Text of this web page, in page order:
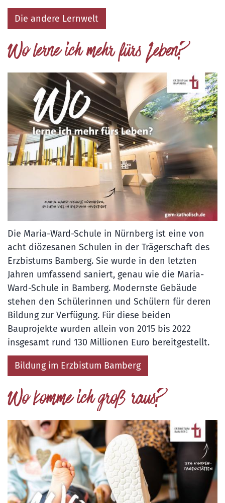
Die andere Lernwelt
Wo lerne ich mehr fürs Leben?
Die Maria-Ward-Schule in Nürnberg ist eine von
acht diözesanen Schulen in der Trägerschaft des
Erzbistums Bamberg. Sie wurde in den letzten
Jahren umfassend saniert, genau wie die Maria-
Ward-Schule in Bamberg. Modernste Gebäude
stehen den Schülerinnen und Schülern für deren
Bildung zur Verfügung. Für diese beiden
Bauprojekte wurden allein von 2015 bis 2022
insgesamt rund 130 Millionen Euro bereitgestellt.
Bildung im Erzbistum Bamberg
Wo komme ich groß raus?